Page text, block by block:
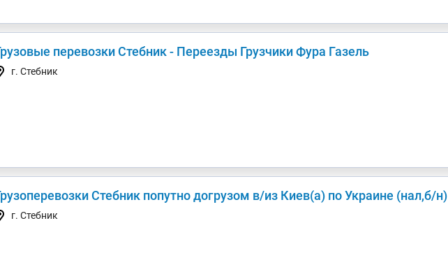
перевозки Стебник - Переезды Грузчики Фура Газель
г. Стебник
Грузоперевозки Стебник попутно догрузом в/из Киев(а) по Украине (нал,б/н)
г. Стебник